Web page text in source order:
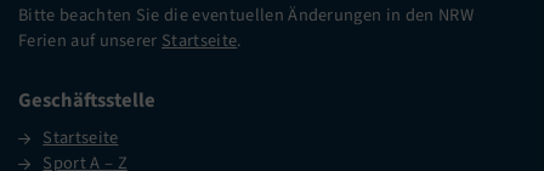
Bitte beachten Sie die eventuellen Änderungen in den NRW
Ferien auf unserer Startseite.
Geschäftsstelle
Startseite
Sport A – Z